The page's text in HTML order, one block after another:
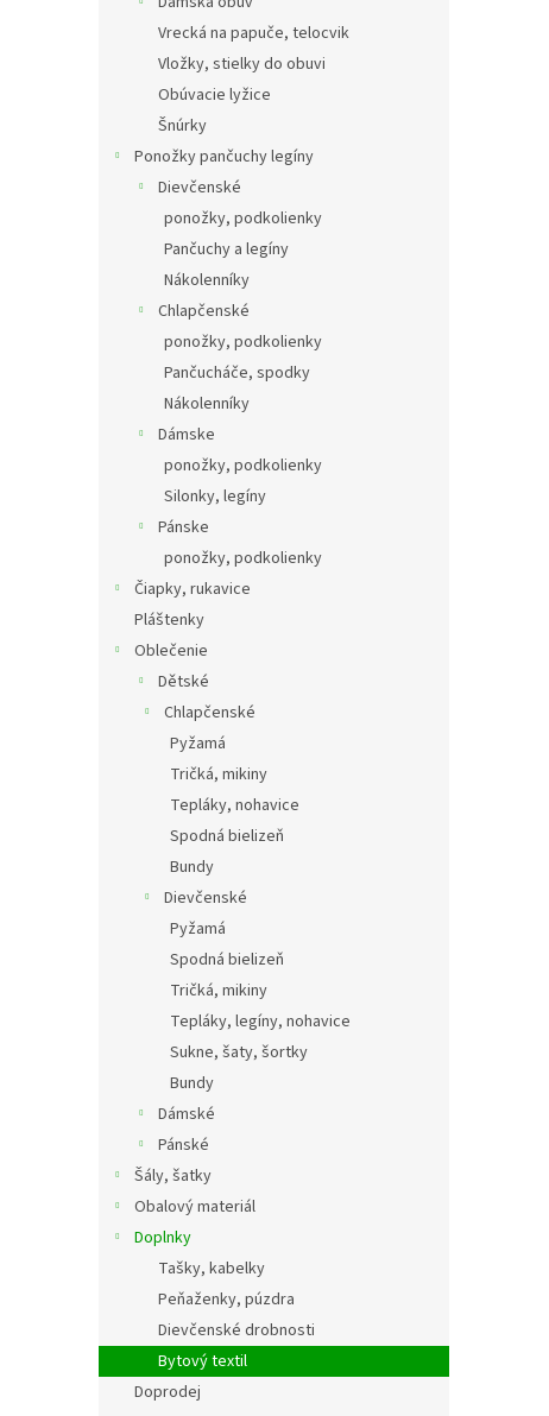
Vrecká na papuče, telocvik
Vložky, stielky do obuvi
Obúvacie lyžice
Šnúrky
Ponožky pančuchy legíny
Dievčenské
ponožky, podkolienky
Pančuchy a legíny
Nákolenníky
Chlapčenské
ponožky, podkolienky
Pančucháče, spodky
Nákolenníky
Dámske
ponožky, podkolienky
Silonky, legíny
Pánske
ponožky, podkolienky
Čiapky, rukavice
Pláštenky
Oblečenie
Dětské
Chlapčenské
Pyžamá
Tričká, mikiny
Tepláky, nohavice
Spodná bielizeň
Bundy
Dievčenské
Pyžamá
Spodná bielizeň
Tričká, mikiny
Tepláky, legíny, nohavice
Sukne, šaty, šortky
Bundy
Dámské
Pánské
Šály, šatky
Obalový materiál
Doplnky
Tašky, kabelky
Peňaženky, púzdra
Dievčenské drobnosti
Bytový textil
Doprodej